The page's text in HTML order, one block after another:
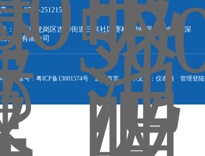
：86-0755-25121578
：深圳市龙岗区吉华街道三联社区赛格新城6号楼908-911深
科技有限公司
司 备案号：粤ICP备13001574号 返回首页技术支持： 仪表网 管理登陆